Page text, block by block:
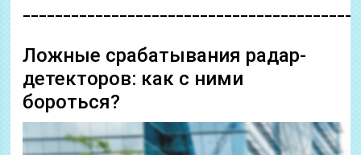
Ложные срабатывания радар-
детекторов: как с ними
бороться?